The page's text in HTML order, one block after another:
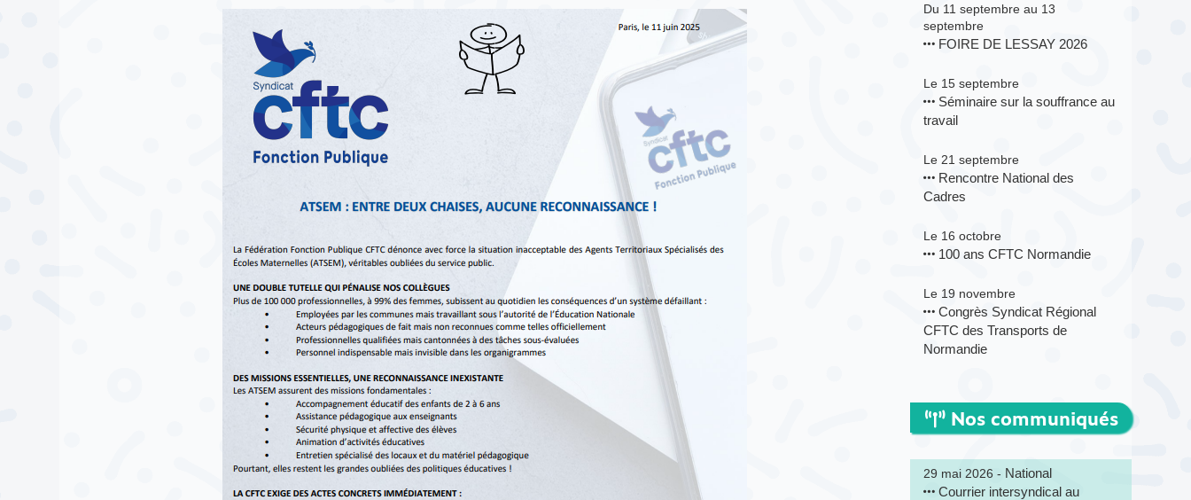
Du 11 septembre au 13
septembre
FOIRE DE LESSAY 2026
Le 15 septembre
Séminaire sur la souffrance au
travail
Le 21 septembre
Rencontre National des
Cadres
Le 16 octobre
100 ans CFTC Normandie
Le 19 novembre
Congrès Syndicat Régional
CFTC des Transports de
Normandie
Nos communiqués
29 mai 2026 - National
Courrier intersyndical au